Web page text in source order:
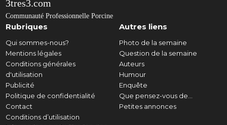
3tres3.com
Communauté Professionnelle Porcine
Rubriques
Qui sommes-nous?
Mentions légales
Conditions générales
d'utilisation
Publicité
Politique de confidentialité
Contact
Conditions d’utilisation
Autres liens
Photo de la semaine
Question de la semaine
Auteurs
Humour
Enquête
Que pensez-vous de...
Petites annonces